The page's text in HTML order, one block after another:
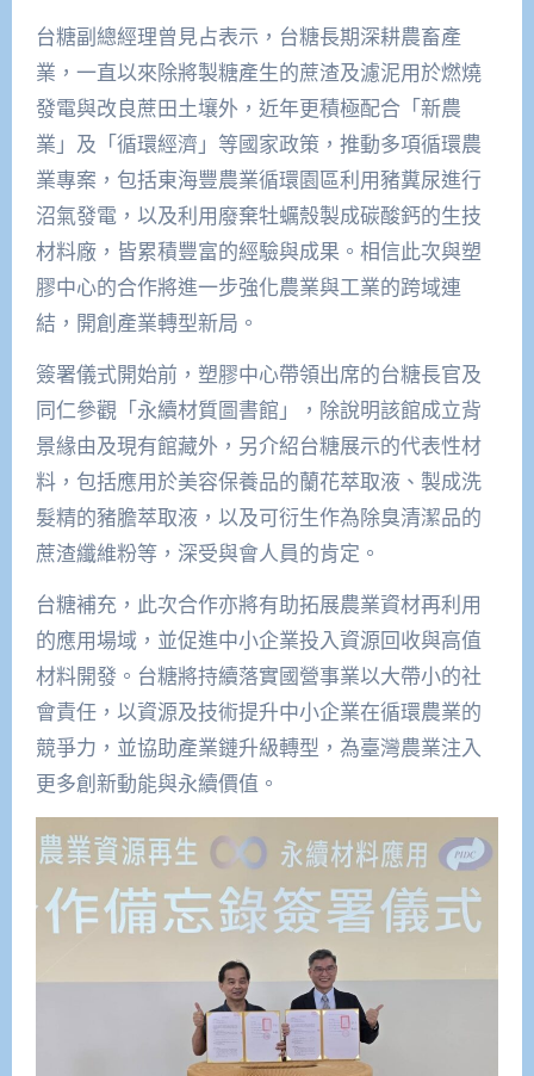
台糖副總經理曾見占表示，台糖長期深耕農畜產
業，一直以來除將製糖產生的蔗渣及濾泥用於燃燒
發電與改良蔗田土壤外，近年更積極配合「新農
業」及「循環經濟」等國家政策，推動多項循環農
業專案，包括東海豐農業循環園區利用豬糞尿進行
沼氣發電，以及利用廢棄牡蠣殼製成碳酸鈣的生技
材料廠，皆累積豐富的經驗與成果。相信此次與塑
膠中心的合作將進一步強化農業與工業的跨域連
結，開創產業轉型新局。
簽署儀式開始前，塑膠中心帶領出席的台糖長官及
同仁參觀「永續材質圖書館」，除說明該館成立背
景緣由及現有館藏外，另介紹台糖展示的代表性材
料，包括應用於美容保養品的蘭花萃取液、製成洗
髮精的豬膽萃取液，以及可衍生作為除臭清潔品的
蔗渣纖維粉等，深受與會人員的肯定。
台糖補充，此次合作亦將有助拓展農業資材再利用
的應用場域，並促進中小企業投入資源回收與高值
材料開發。台糖將持續落實國營事業以大帶小的社
會責任，以資源及技術提升中小企業在循環農業的
競爭力，並協助產業鏈升級轉型，為臺灣農業注入
更多創新動能與永續價值。